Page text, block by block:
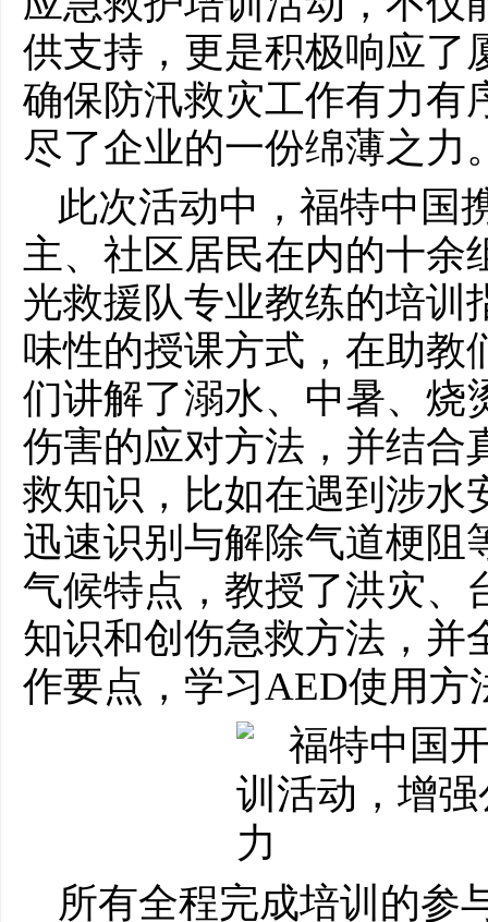
供支持，更是积极响应了
确保防汛救灾工作有力有
尽了企业的一份绵薄之力
此次活动中，福特中国
主、社区居民在内的十余
光救援队专业教练的培训
味性的授课方式，在助教
们讲解了溺水、中暑、烧
伤害的应对方法，并结合
救知识，比如在遇到涉水
迅速识别与解除气道梗阻
气候特点，教授了洪灾、
知识和创伤急救方法，并
作要点，学习AED使用方
所有全程完成培训的参